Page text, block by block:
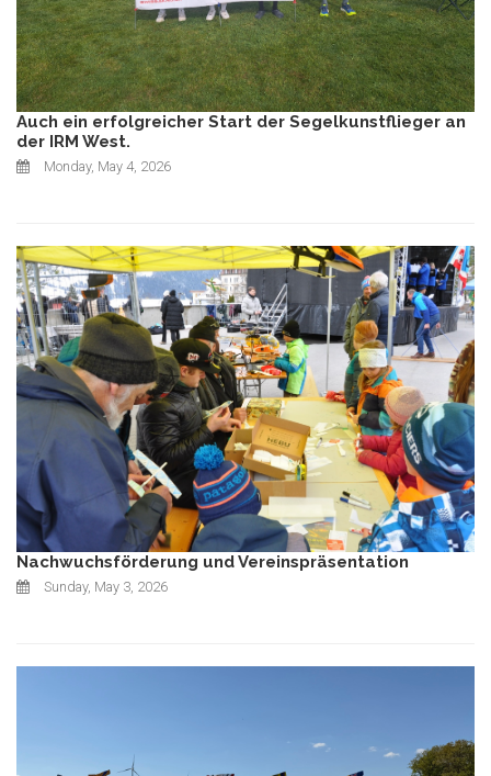
Auch ein erfolgreicher Start der Segelkunstflieger an
der IRM West.
Monday, May 4, 2026
Nachwuchsförderung und Vereinspräsentation
Sunday, May 3, 2026